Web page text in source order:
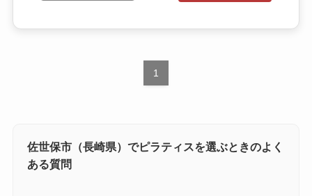
1
佐世保市（長崎県）でピラティスを選ぶときのよく
ある質問